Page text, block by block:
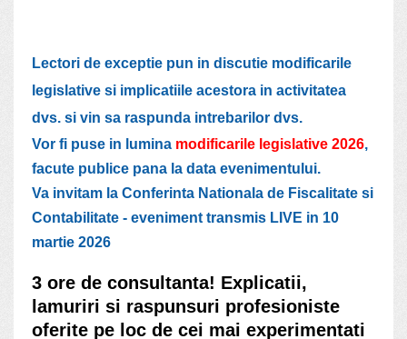
Lectori de exceptie pun in discutie modificarile
legislative si implicatiile acestora in activitatea
dvs. si vin sa raspunda intrebarilor dvs.
Vor fi puse in lumina modificarile legislative 2026,
facute publice pana la data evenimentului.
Va invitam la Conferinta Nationala de Fiscalitate si
Contabilitate - eveniment transmis LIVE in 10
martie 2026
3 ore de consultanta! Explicatii,
lamuriri si raspunsuri profesioniste
oferite pe loc de cei mai experimentati